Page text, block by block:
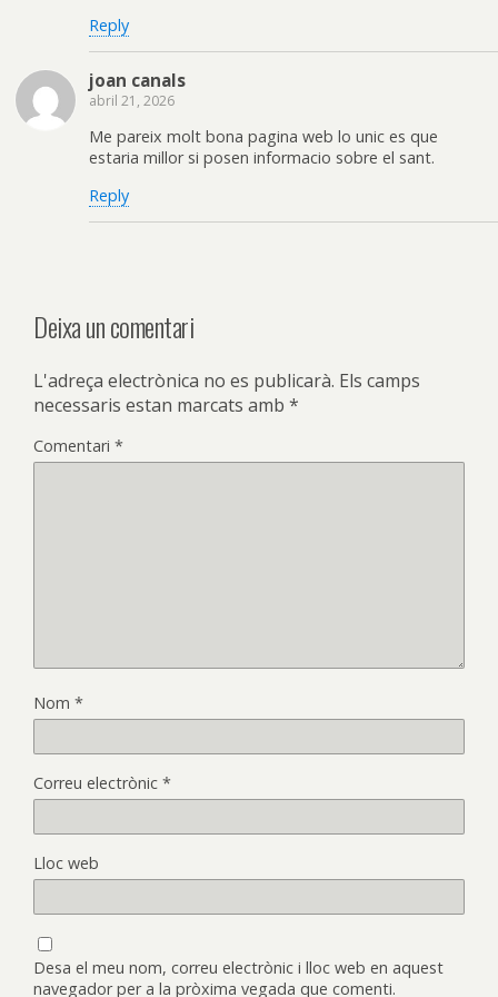
Reply
joan canals
abril 21, 2026
Me pareix molt bona pagina web lo unic es que
estaria millor si posen informacio sobre el sant.
Reply
Deixa un comentari
L'adreça electrònica no es publicarà. Els camps
necessaris estan marcats amb *
Comentari *
Nom *
Correu electrònic *
Lloc web
Desa el meu nom, correu electrònic i lloc web en aquest
navegador per a la pròxima vegada que comenti.